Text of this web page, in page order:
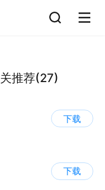
推荐(27)
下载
下载